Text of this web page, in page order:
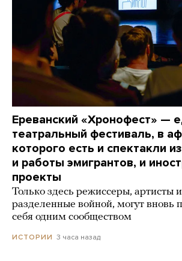
Ереванский «Хронофест» —
театральный фестиваль, в
которого есть и спектакли
и работы эмигрантов, и
проекты
Только здесь режиссеры, артисты
разделенные войной, могут вновь
себя одним сообществом
ИСТОРИИ 3 часа назад